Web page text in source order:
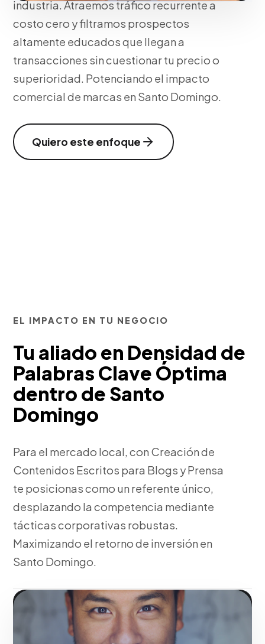
industria. Atraemos tráfico recurrente a
costo cero y filtramos prospectos
altamente educados que llegan a
transacciones sin cuestionar tu precio o
superioridad. Potenciando el impacto
comercial de marcas en Santo Domingo.
Quiero este enfoque
EL IMPACTO EN TU NEGOCIO
Tu aliado en Densidad de
Palabras Clave Óptima
dentro de Santo
Domingo
Para el mercado local, con Creación de
Contenidos Escritos para Blogs y Prensa
te posicionas como un referente único,
desplazando la competencia mediante
tácticas corporativas robustas.
Maximizando el retorno de inversión en
Santo Domingo.
Fase 1:
En nuestra agencia, investigación de sector y
levantamiento de requerimientos. Todo ello
orientado al crecimiento de tu empresa en Santo